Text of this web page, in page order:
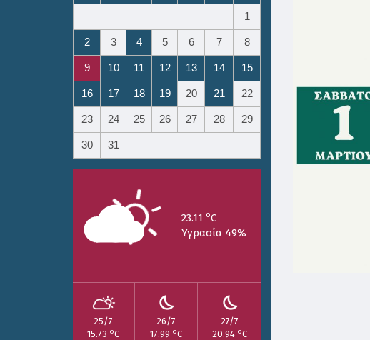
1
2 3 4 5 6 7 8
9 10 11 12 13 14 15
16 17 18 19 20 21 22
23 24 25 26 27 28 29
30 31
23.11 oC
Υγρασία 49%
25/7
15.73 oC
26/7
17.99 oC
27/7
20.94 oC